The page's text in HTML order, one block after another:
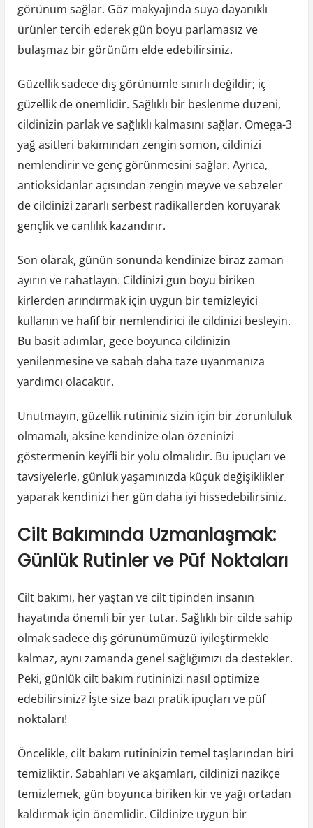
görünüm sağlar. Göz makyajında suya dayanıklı
ürünler tercih ederek gün boyu parlamasız ve
bulaşmaz bir görünüm elde edebilirsiniz.
Güzellik sadece dış görünümle sınırlı değildir; iç
güzellik de önemlidir. Sağlıklı bir beslenme düzeni,
cildinizin parlak ve sağlıklı kalmasını sağlar. Omega-3
yağ asitleri bakımından zengin somon, cildinizi
nemlendirir ve genç görünmesini sağlar. Ayrıca,
antioksidanlar açısından zengin meyve ve sebzeler
de cildinizi zararlı serbest radikallerden koruyarak
gençlik ve canlılık kazandırır.
Son olarak, günün sonunda kendinize biraz zaman
ayırın ve rahatlayın. Cildinizi gün boyu biriken
kirlerden arındırmak için uygun bir temizleyici
kullanın ve hafif bir nemlendirici ile cildinizi besleyin.
Bu basit adımlar, gece boyunca cildinizin
yenilenmesine ve sabah daha taze uyanmanıza
yardımcı olacaktır.
Unutmayın, güzellik rutininiz sizin için bir zorunluluk
olmamalı, aksine kendinize olan özeninizi
göstermenin keyifli bir yolu olmalıdır. Bu ipuçları ve
tavsiyelerle, günlük yaşamınızda küçük değişiklikler
yaparak kendinizi her gün daha iyi hissedebilirsiniz.
Cilt Bakımında Uzmanlaşmak:
Günlük Rutinler ve Püf Noktaları
Cilt bakımı, her yaştan ve cilt tipinden insanın
hayatında önemli bir yer tutar. Sağlıklı bir cilde sahip
olmak sadece dış görünümümüzü iyileştirmekle
kalmaz, aynı zamanda genel sağlığımızı da destekler.
Peki, günlük cilt bakım rutininizi nasıl optimize
edebilirsiniz? İşte size bazı pratik ipuçları ve püf
noktaları!
Öncelikle, cilt bakım rutininizin temel taşlarından biri
temizliktir. Sabahları ve akşamları, cildinizi nazikçe
temizlemek, gün boyunca biriken kir ve yağı ortadan
kaldırmak için önemlidir. Cildinize uygun bir